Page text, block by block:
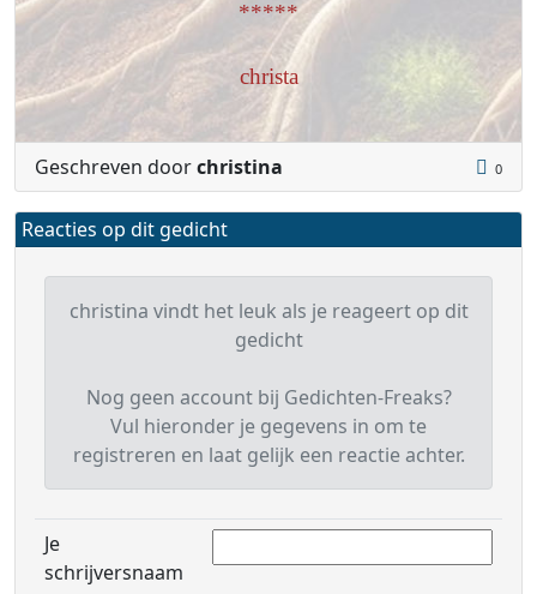
*****
christa
Geschreven doorchristina 0
Reacties op dit gedicht
christina vindt het leuk als je reageert op dit
gedicht
Nog geen account bij Gedichten-Freaks?
Vul hieronder je gegevens in om te
registreren en laat gelijk een reactie achter.
Je
schrijversnaam